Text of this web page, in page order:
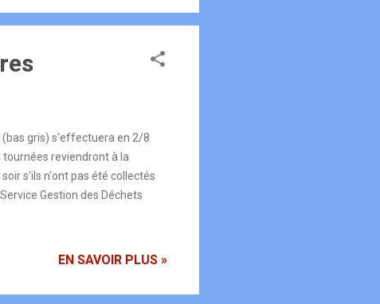
services-24
gris) s'effectuera en 2/8
reviendront à la
s'ils n'ont pas été collectés
Gestion des Déchets
EN SAVOIR PLUS »